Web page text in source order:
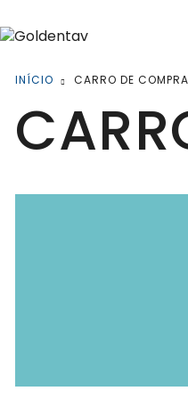
INÍCIO CARRO DE